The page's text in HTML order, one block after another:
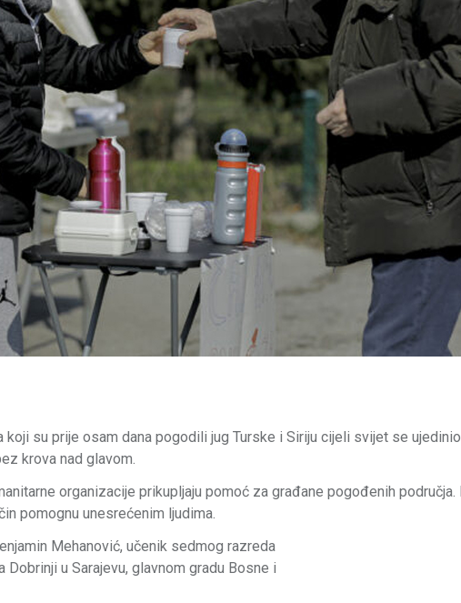
koji su prije osam dana pogodili jug Turske i Siriju cijeli svijet se
krova nad glavom.
organizacije prikupljaju pomoć za građane pogođenih
pomognu unesrećenim ljudima.
Mehanović, učenik sedmog razreda
u Sarajevu, glavnom gradu Bosne i